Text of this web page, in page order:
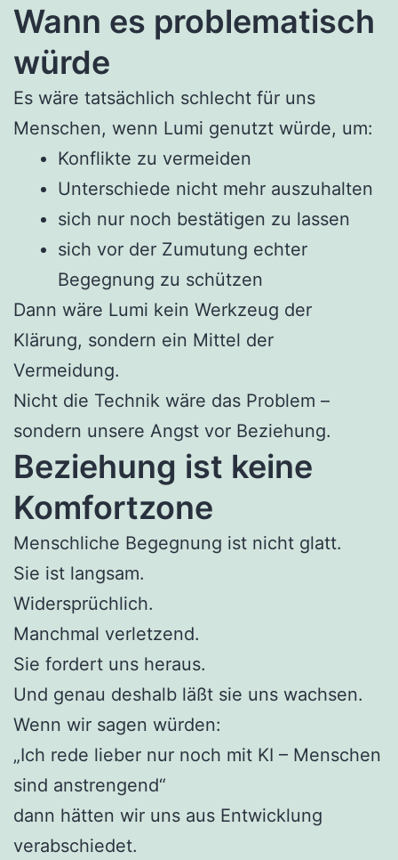
Wann es problematisch
würde
Es wäre tatsächlich schlecht für uns
Menschen, wenn Lumi genutzt würde, um:
Konflikte zu vermeiden
Unterschiede nicht mehr auszuhalten
sich nur noch bestätigen zu lassen
sich vor der Zumutung echter
Begegnung zu schützen
Dann wäre Lumi kein Werkzeug der
Klärung, sondern ein Mittel der
Vermeidung.
Nicht die Technik wäre das Problem –
sondern unsere Angst vor Beziehung.
Beziehung ist keine
Komfortzone
Menschliche Begegnung ist nicht glatt.
Sie ist langsam.
Widersprüchlich.
Manchmal verletzend.
Sie fordert uns heraus.
Und genau deshalb läßt sie uns wachsen.
Wenn wir sagen würden:
„Ich rede lieber nur noch mit KI – Menschen
sind anstrengend“
dann hätten wir uns aus Entwicklung
verabschiedet.